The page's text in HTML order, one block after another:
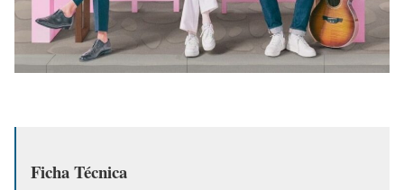
Ficha Técnica